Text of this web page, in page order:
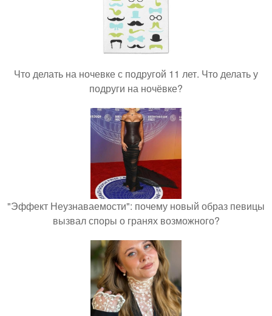
Что делать на ночевке с подругой 11 лет. Что делать у
подруги на ночёвке?
"Эффект Неузнаваемости": почему новый образ певицы
вызвал споры о гранях возможного?